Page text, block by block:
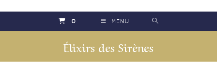
0 MENU
Élixirs des Sirènes